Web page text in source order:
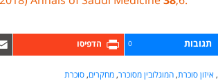
תגובות 0
,איזון סוכרת,המוגלובין מסוכרר,מחקרים,סוכרת